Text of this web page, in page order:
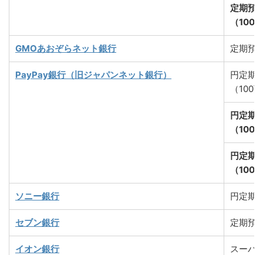
定期預
（
GMOあおぞらネット銀行 定期預
PayPay銀行（旧ジャパンネット銀行）
円定期
（100
円定期
（100
円定期
（
ソニー銀行 円定期
セブン銀行 定期預
イオン銀行 スーパ